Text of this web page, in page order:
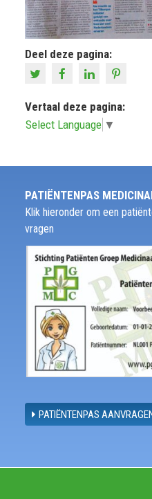
Deel deze pagina:
Vertaal deze pagina:
Select Language ▼
PATIËNTENPAS
Klik hieronder om een
vragen
PATIËNTENPAS